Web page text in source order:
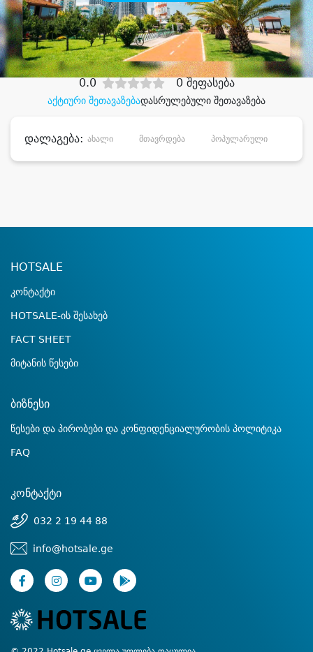
შეიძინესასურველი მომსახურება
დიდი დანაზოგით
აქტიური შეთავაზებადასრულებული შეთავაზება
0.0 0 შეფასება
დალაგება: ახალი მთავრდება პოპულარული
HOTSALE
კონტაქტი
HOTSALE-ის შესახებ
FACT SHEET
მიტანის წესები
ბიზნესი
წესები და პირობები და კონფიდენციალურობის პოლიტიკა
FAQ
კონტაქტი
032 2 19 44 88
info@hotsale.ge